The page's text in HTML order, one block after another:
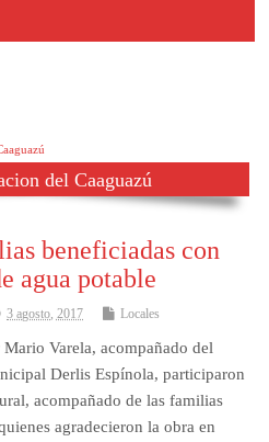
del Caaguazú
beneficiadas con
agua potable
3 agosto, 2017 Locales
Varela, acompañado del
Derlis Espínola, participaron
acompañado de las familias
agradecieron la obra en